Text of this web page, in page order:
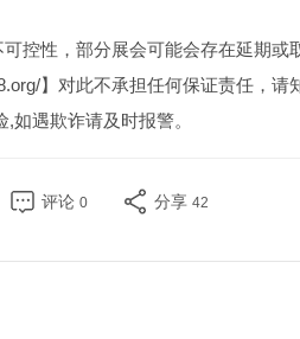
控性，部分展会可能会存在延期或
】对此不承担任何保证责任，请
遇欺诈请及时报警。
评论 0 分享 42